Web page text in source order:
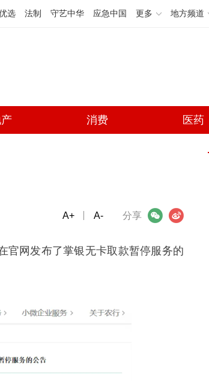
选 法制 守艺中华 应急中国 更多 地方频道
消费 医药
分享
微信 微博
A+ A-
官网发布了掌银无卡取款暂停服务的